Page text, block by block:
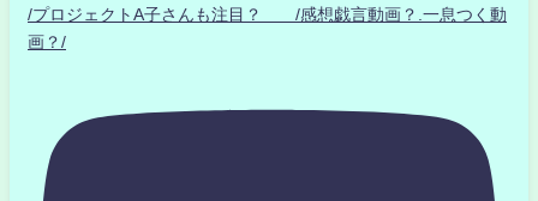
/プロジェクトA子さんも注目？ /感想戯言動画？.一息つく動
画？/